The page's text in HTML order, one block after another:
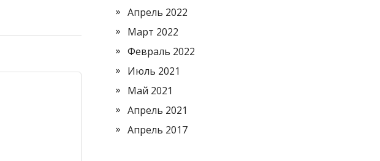
Апрель 2022
Март 2022
Февраль 2022
Июль 2021
Май 2021
Апрель 2021
Апрель 2017